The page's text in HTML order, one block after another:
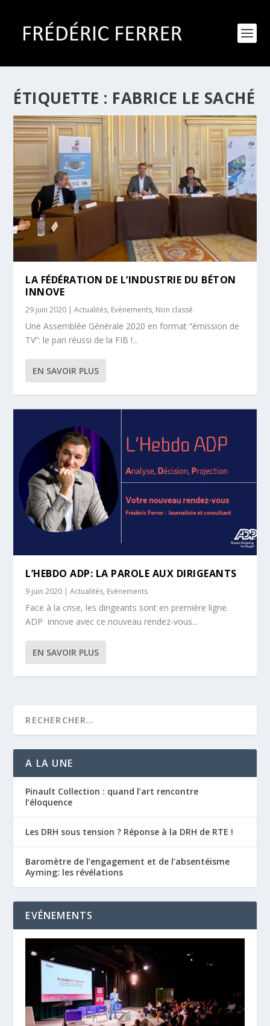
ÉTIQUETTE : FABRICE LE SACHÉ
LA FÉDÉRATION DE L’INDUSTRIE DU BÉTON
INNOVE
29 juin 2020 |Actualités, Evénements, Non classé
Une Assemblée Générale 2020 en format “émission de
TV”: le pari réussi de la FIB !...
EN SAVOIR PLUS
L’HEBDO ADP: LA PAROLE AUX DIRIGEANTS
9 juin 2020 |Actualités, Evénements
Face à la crise, les dirigeants sont en première ligne.
ADP innove avec ce nouveau rendez-vous...
EN SAVOIR PLUS
A LA UNE
Pinault Collection : quand l’art rencontre
l’éloquence
Les DRH sous tension ? Réponse à la DRH de RTE !
Baromètre de l’engagement et de l’absentéisme
Ayming: les révélations
EVÉNEMENTS